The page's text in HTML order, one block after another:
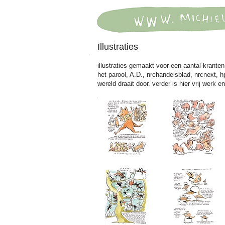
Illustraties
illustraties gemaakt voor een aantal
het parool, A.D., nrchandelsblad, nrcnext,
wereld draait door. verder is hier vrij werk